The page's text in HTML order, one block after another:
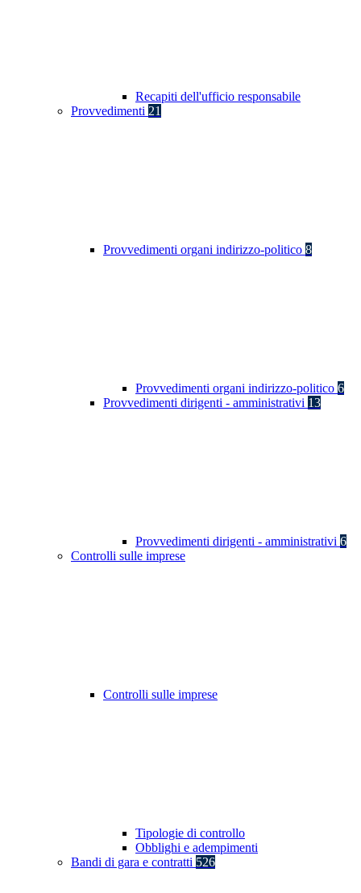
Recapiti dell'ufficio responsabile
Provvedimenti 21
Provvedimenti organi indirizzo-politico 8
Provvedimenti organi indirizzo-politico 6
Provvedimenti dirigenti - amministrativi 13
Provvedimenti dirigenti - amministrativi 6
Controlli sulle imprese
Controlli sulle imprese
Tipologie di controllo
Obblighi e adempimenti
Bandi di gara e contratti 526